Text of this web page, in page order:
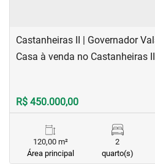
Castanheiras II | Governador
Casa à venda no Castanheiras II
R$ 450.000,00
120,00 m²
Área principal
2
quarto(s)